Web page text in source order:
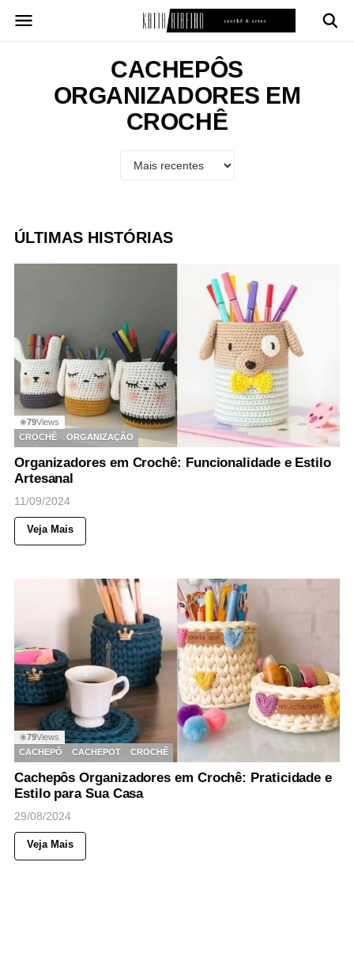
para
CACHEPÔS
ORGANIZADORES EM
CROCHÊ
ÚLTIMAS HISTÓRIAS
◉79Views
CROCHÊ
ORGANIZAÇÃO
Organizadores em Crochê: Funcionalidade e Estilo
Artesanal
11/09/2024
Veja Mais
◉79Views
CACHEPÔ
CACHEPOT CROCHÊ
Cachepôs Organizadores em Crochê: Praticidade e
Estilo para Sua Casa
29/08/2024
Veja Mais